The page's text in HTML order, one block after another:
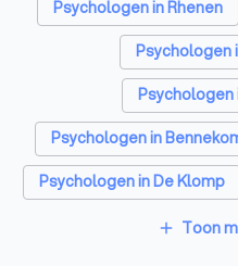
Personal trainers in Kesteren
Psychologen in Rhenen
Psychologen
Psychologen
Psychologen in
Psychologen in De Klomp
Psychologen in Ede
add Toon